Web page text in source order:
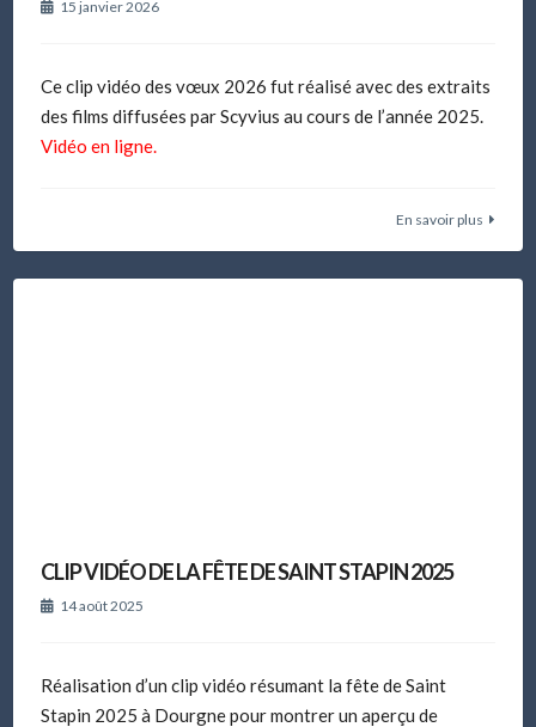
15 janvier 2026
Ce clip vidéo des vœux 2026 fut réalisé avec des extraits
des films diffusées par Scyvius au cours de l’année 2025.
Vidéo en ligne.
En savoir plus
CLIP VIDÉO DE LA FÊTE DE SAINT STAPIN 2025
14 août 2025
Réalisation d’un clip vidéo résumant la fête de Saint
Stapin 2025 à Dourgne pour montrer un aperçu de